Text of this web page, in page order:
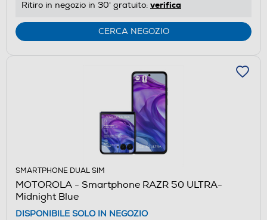
Ritiro in negozio in 30' gratuito: verifica
CERCA NEGOZIO
SMARTPHONE DUAL SIM
MOTOROLA - Smartphone RAZR 50 ULTRA-
Midnight Blue
DISPONIBILE SOLO IN NEGOZIO